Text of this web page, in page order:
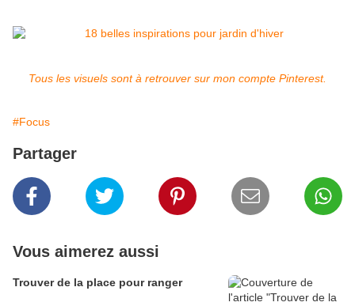
Tous les visuels sont à retrouver sur mon compte Pinterest.
#Focus
Partager
Vous aimerez aussi
Trouver de la place pour ranger